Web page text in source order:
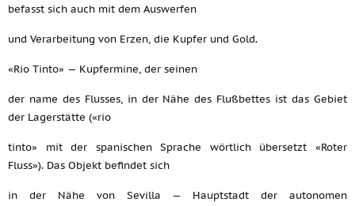
befasst sich auch mit dem Auswerfen
und Verarbeitung von Erzen, die Kupfer und Gold.
«Rio Tinto» — Kupfermine, der seinen
der name des Flusses, in der Nähe des Flußbettes ist das Gebiet
der Lagerstätte («rio
tinto» mit der spanischen Sprache wörtlich übersetzt «Roter
Fluss»). Das Objekt befindet sich
in der Nähe von Sevilla — Hauptstadt der autonomen